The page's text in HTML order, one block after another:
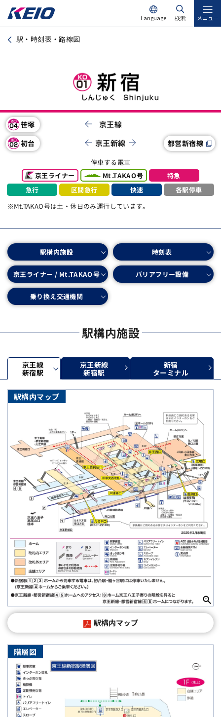
Language 検索 メニュー
駅・時刻表・路線図
笹塚 京王線
初台 京王新線 都営新宿線
停車する電車
京王ライナー
Mt.TAKAO号
特急
急行
区間急行 快速 各駅停車
※Mt.TAKAO号は土・休日のみ運行しています。
駅構内施設 時刻表
京王ライナー / Mt.TAKAO号 バリアフリー設備
乗り換え交通機関
駅構内施設
京王線
新宿駅
京王新線
新宿駅
新宿
ターミナル
駅構内マップ
駅構内マップ
階層図